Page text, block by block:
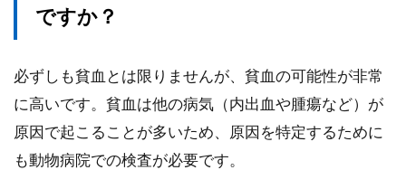
ですか？
必ずしも貧血とは限りませんが、貧血の可能性が非常
に高いです。貧血は他の病気（内出血や腫瘍など）が
原因で起こることが多いため、原因を特定するために
も動物病院での検査が必要です。